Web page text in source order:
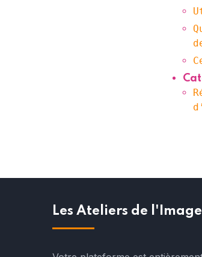
Les Ateliers de l'Image